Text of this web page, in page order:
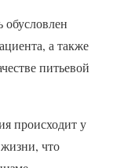
а также
питьевой
происходит у
что